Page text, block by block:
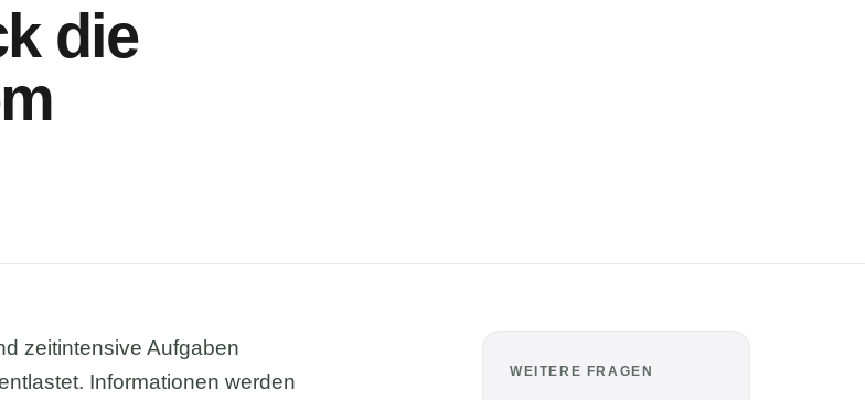
die
zeitintensive Aufgaben
Informationen werden
WEITERE FRAGEN